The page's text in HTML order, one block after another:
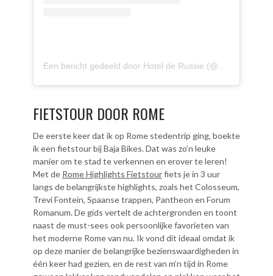
Een bericht gedeeld door Hotel de Russie (@hotelderussie)
FIETSTOUR DOOR ROME
De eerste keer dat ik op Rome stedentrip ging, boekte
ik een fietstour bij Baja Bikes. Dat was zo’n leuke
manier om te stad te verkennen en erover te leren!
Met de Rome Highlights Fietstourfiets je in 3 uur
langs de belangrijkste highlights, zoals het Colosseum,
Trevi Fontein, Spaanse trappen, Pantheon en Forum
Romanum. De gids vertelt de achtergronden en toont
naast de must-sees ook persoonlijke favorieten van
het moderne Rome van nu. Ik vond dit ideaal omdat ik
op deze manier de belangrijke bezienswaardigheden in
één keer had gezien, en de rest van m’n tijd in Rome